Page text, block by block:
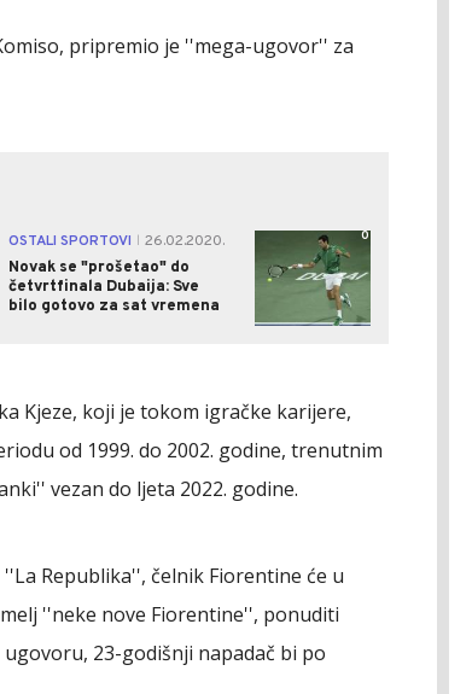
pripremio je ''mega-ugovor'' za
OSTALI SPORTOVI
26.02.2020.
Novak se "prošetao" do
četvrtfinala Dubaija: Sve
bilo gotovo za sat vremena
0
Kjeze, koji je tokom igračke karijere,
od 1999. do 2002. godine, trenutnim
vezan do ljeta 2022. godine.
Republika'', čelnik Fiorentine će u
''neke nove Fiorentine'', ponuditi
23-godišnji napadač bi po